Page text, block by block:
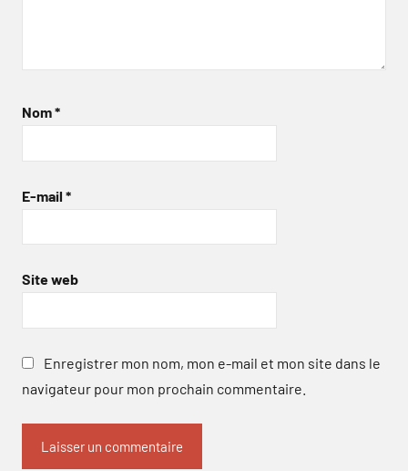
Nom*
E-mail *
Site web
Enregistrer mon nom, mon e-mail et mon site dans le
navigateur pour mon prochain commentaire.